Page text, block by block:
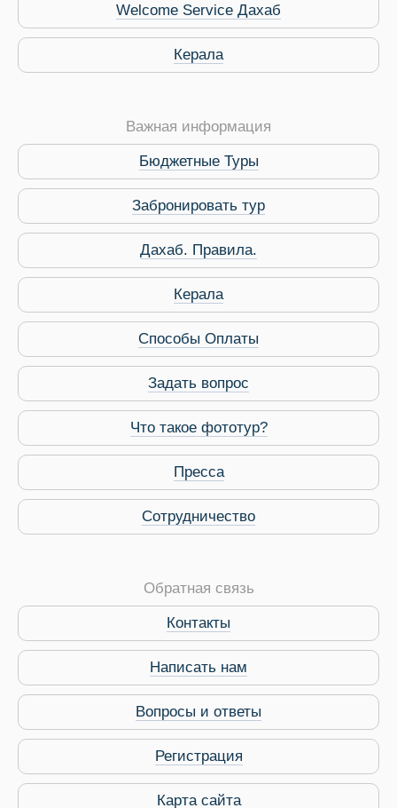
Service Дахаб
Виза в Индию
Welcome Service Дахаб
Керала
Важная информация
Бюджетные Туры
Забронировать тур
Дахаб. Правила.
Керала
Способы Оплаты
Задать вопрос
Что такое фототур?
Пресса
Сотрудничество
Обратная связь
Контакты
Написать нам
Вопросы и ответы
Регистрация
Карта сайта